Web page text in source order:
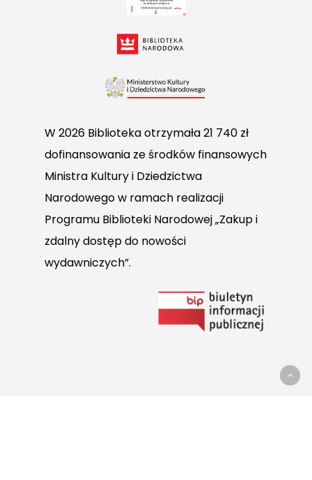
W 2026 Biblioteka otrzymała 21 740 zł
dofinansowania ze środków finansowych
Ministra Kultury i Dziedzictwa
Narodowego w ramach realizacji
Programu Biblioteki Narodowej „Zakup i
zdalny dostęp do nowości
wydawniczych”.
do